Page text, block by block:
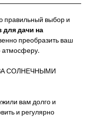
правильный выбор и
дачи на
преобразить ваш
атмосферу.
СОЛНЕЧНЫМИ
вам долго и
и регулярно